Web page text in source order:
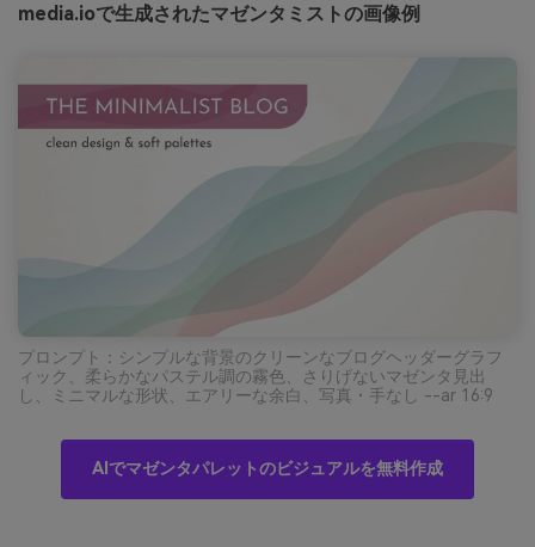
media.ioで生成されたマゼンタミストの画像例
プロンプト：シンプルな背景のクリーンなブログヘッダーグラフ
ィック、柔らかなパステル調の霧色、さりげないマゼンタ見出
し、ミニマルな形状、エアリーな余白、写真・手なし --ar 16:9
AIでマゼンタパレットのビジュアルを無料作成